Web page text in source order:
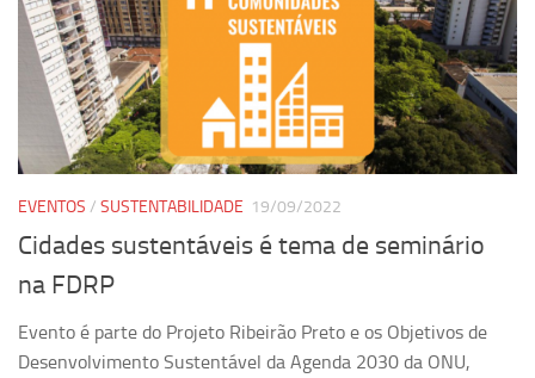
Polo Ribeirão Preto
Equipe
Estrutura do polo
Espaço de Eventos
Ciência com Pipoca
União Pró-Vacina
EVENTOS / SUSTENTABILIDADE 19/09/2022
Cidades sustentáveis é tema de seminário
na FDRP
Evento é parte do Projeto Ribeirão Preto e os Objetivos de
Desenvolvimento Sustentável da Agenda 2030 da ONU,